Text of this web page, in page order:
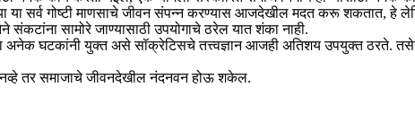
या सर्व गोष्टी माणसाचे जीवन संपन्न करण्यास आजदेखील मदत करू शकतात, हे
सामोरे जाण्यासाठी उपयोगाचे ठरेल यात शंका नाही.
अनेक घटकांनी युक्त असे सॉक्रेटिसचे तत्त्वज्ञान आजही अतिशय उपयुक्त ठरते.
तर समाजाचे जीवनदेखील नंदनवन होऊ शकेल.